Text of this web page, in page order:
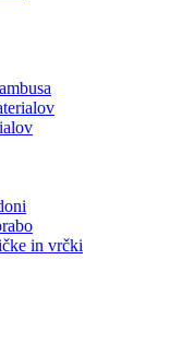
in vrčki